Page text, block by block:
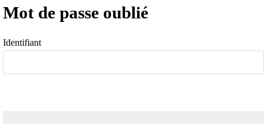
Mot de passe oublié
Identifiant